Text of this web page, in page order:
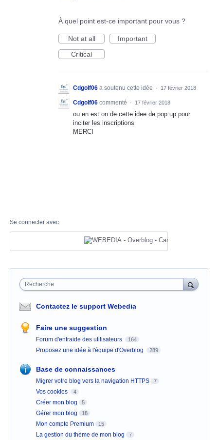
À quel point est-ce important pour vous ?
Not at all
Important
Critical
Cdgolf06 a soutenu cette idée · 17 février 2018
Cdgolf06 commenté · 17 février 2018
ou en est on de cette idee de pop up pour
inciter les inscriptions
MERCI
Se connecter avec
Recherche
Contactez le support Webedia
Faire une suggestion
Forum d'entraide des utilisateurs 164
Proposez une idée à l'équipe d'Overblog 289
Base de connaissances
Migrer votre blog vers la navigation HTTPS 7
Vos cookies 4
Créer mon blog 5
Gérer mon blog 18
Mon compte Premium 15
La gestion du thème de mon blog 7